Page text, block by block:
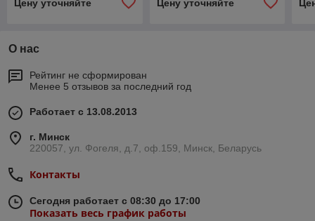
Цену уточняйте Цену уточняйте
О нас
Рейтинг не сформирован
Менее 5 отзывов за последний год
Работает с 13.08.2013
г. Минск
220057, ул. Фогеля, д.7, оф.159, Минск, Беларусь
Контакты
Сегодня работает с 08:30 до 17:00
Показать весь график работы